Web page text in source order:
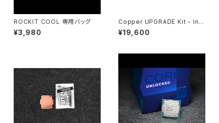
ROCKIT COOL 専用バッグ
¥3,980
Copper UPGRADE Kit - Inte
l 12th/13th/14th Gen
¥19,600